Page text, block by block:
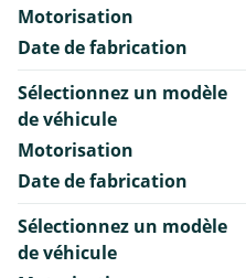
Motorisation
Date de fabrication
Sélectionnez un modèle
de véhicule
Motorisation
Date de fabrication
Sélectionnez un modèle
de véhicule